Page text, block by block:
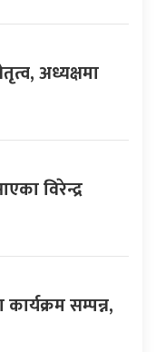
अध्यक्षमा
विरेन्द्र
सम्पन्न,